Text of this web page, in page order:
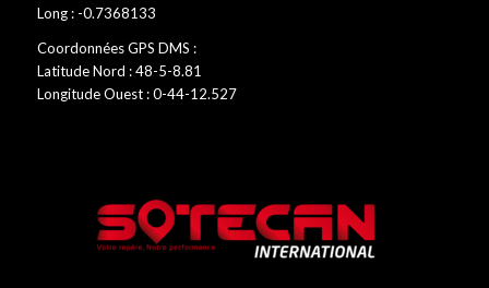
Long : -0.7368133
Coordonnées GPS DMS :
Latitude Nord : 48-5-8.81
Longitude Ouest : 0-44-12.527